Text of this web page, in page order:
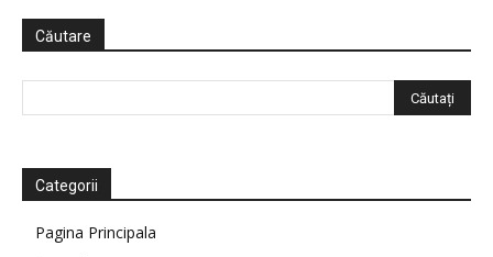
Căutare
Categorii
Pagina Principala